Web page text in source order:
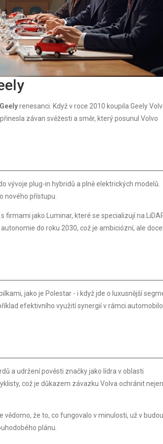
Geelyrenesanci. Když v roce 2010 koupila Geely
závan svěžesti a směr, který posunul Volvo
vývoje plug-in hybridů a plně elektrických modelů.
nového přístupu.
firmami jako Luminar, které se specializují na
do roku 2030, což je ambiciózní, ale
jako je Polestar - i když jde o luxusnější
efektivního využití synergií v rámci
a udržení pověsti značky jako lídra v oblasti
což je důkazem závazku Volva ochránit nejen
vědomo, že to, co fungovalo v minulosti, už v
plánu.